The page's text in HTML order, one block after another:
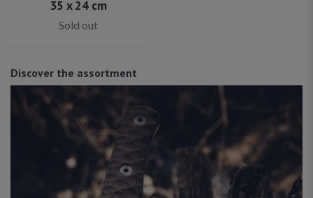
Discover the assortment
35 x 24 cm
Sold out